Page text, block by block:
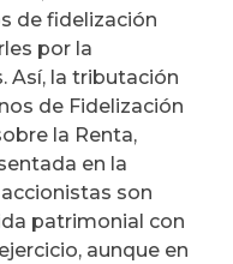
de fidelización
por la
Así, la tributación
de Fidelización
la Renta,
en la
son
patrimonial con
aunque en